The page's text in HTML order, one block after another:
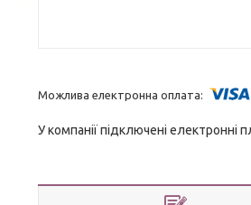
У компанії підключені